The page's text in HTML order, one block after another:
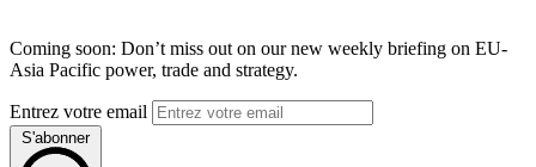
Coming soon: Don’t miss out on our new weekly briefing on EU-
Asia Pacific power, trade and strategy.
Entrez votre email
S'abonner